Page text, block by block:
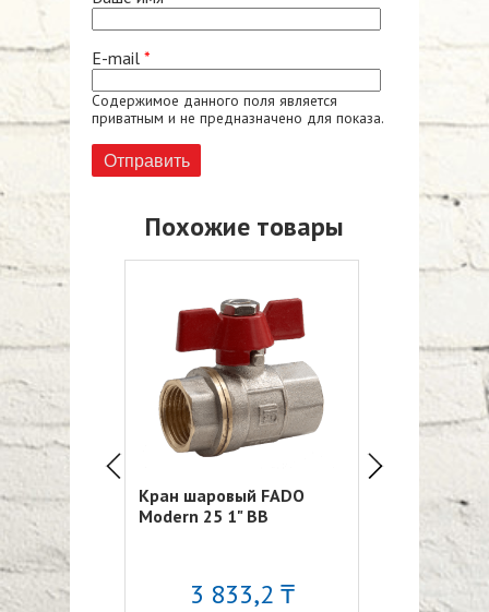
E-mail *
Содержимое данного поля является
приватным и не предназначено для показа.
Похожие товары
FADO
ВВ
₸
Кран шаровый FADO
Modern 25 1" ВВ
3 833,2 ₸
Кран
Modern 20
2